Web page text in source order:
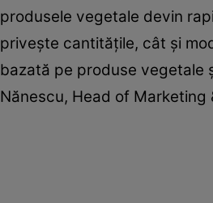
produsele vegetale devin
priveşte cantităţile, cât şi
bazată pe produse vegetale
Nănescu, Head of Marketing